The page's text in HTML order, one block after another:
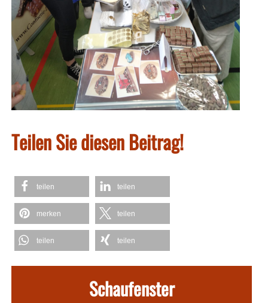
Teilen Sie diesen Beitrag!
teilen teilen
merken teilen
teilen teilen
Schaufenster